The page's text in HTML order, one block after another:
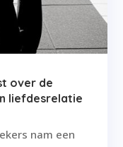
over de
liefdesrelatie
nam een